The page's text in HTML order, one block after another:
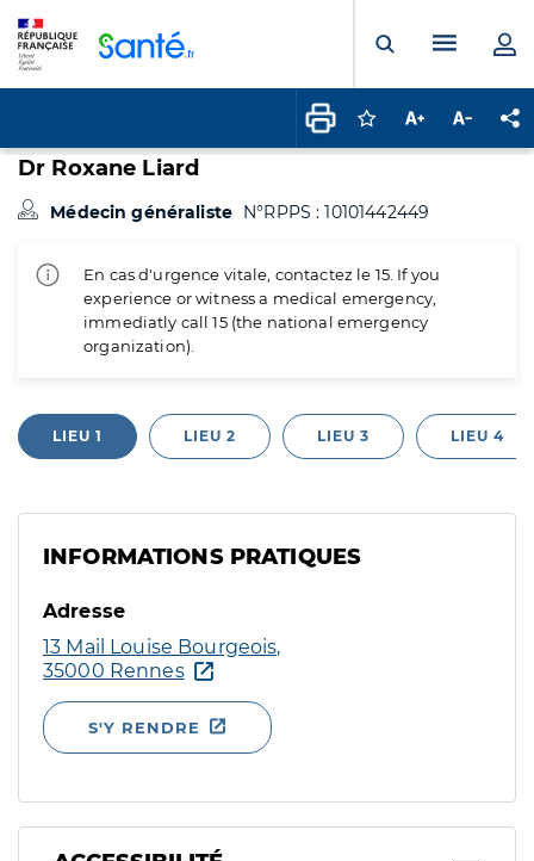
Ouvrir laMenu
Connectez-vous
Augmenter la
Dr Roxane Liard
Médecin généraliste N°RPPS : 10101442449
En cas d'urgence vitale, contactez le 15. If you
experience or witness a medical emergency,
immediatly call 15 (the national emergency
organization).
LIEU 1 LIEU 2 LIEU 3 LIEU 4
INFORMATIONS PRATIQUES
Adresse
13 Mail Louise Bourgeois,
35000 Rennes
S'Y RENDRE